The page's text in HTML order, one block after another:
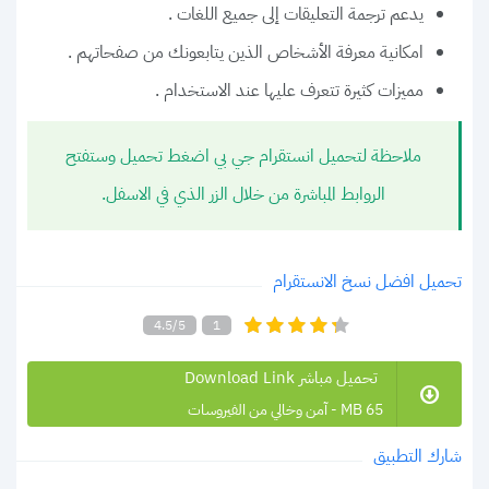
يدعم ترجمة التعليقات إلى جميع اللغات .
امكانية معرفة الأشخاص الذين يتابعونك من صفحاتهم .
مميزات كثيرة تتعرف عليها عند الاستخدام .
ملاحظة لتحميل انستقرام جي بي اضغط تحميل وستفتح
الروابط المباشرة من خلال الزر الذي في الاسفل.
تحميل افضل نسخ الانستقرام
4.5/5 1
تحميل مباشر Download Link
65 MB - آمن وخالي من الفيروسات
شارك التطبيق